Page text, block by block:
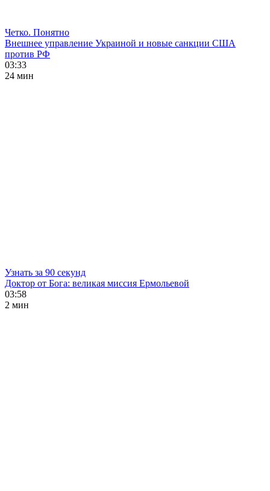
Четко. Понятно
Внешнее управление Украиной и новые санкции США
против РФ
03:33
24 мин
Узнать за 90 секунд
Доктор от Бога: великая миссия Ермольевой
03:58
2 мин